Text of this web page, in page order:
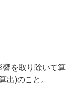
響を取り除いて算
出)のこと。